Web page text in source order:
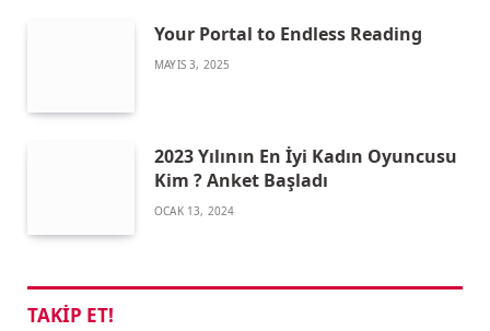
Your Portal to Endless Reading
MAYIS 3, 2025
2023 Yılının En İyi Kadın Oyuncusu
Kim ? Anket Başladı
OCAK 13, 2024
TAKIP ET!